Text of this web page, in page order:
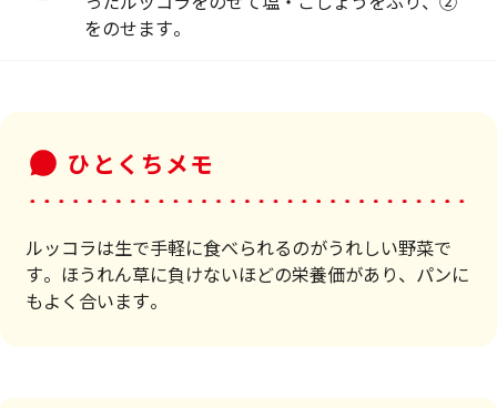
をのせます。
ひとくちメモ
ルッコラは生で手軽に食べられるのがうれしい野菜で
す。ほうれん草に負けないほどの栄養価があり、パンに
もよく合います。